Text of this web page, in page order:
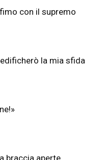
con il supremo
la mia sfida
braccia aperte